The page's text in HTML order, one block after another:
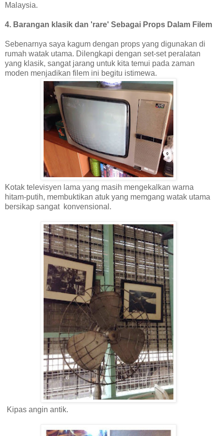
Malaysia.
4. Barangan klasik dan 'rare' Sebagai Props Dalam Filem
Sebenarnya saya kagum dengan props yang digunakan di
rumah watak utama. Dilengkapi dengan set-set peralatan
yang klasik, sangat jarang untuk kita temui pada zaman
moden menjadikan filem ini begitu istimewa.
Kotak televisyen lama yang masih mengekalkan warna
hitam-putih, membuktikan atuk yang memgang watak utama
bersikap sangat konvensional.
Kipas angin antik.